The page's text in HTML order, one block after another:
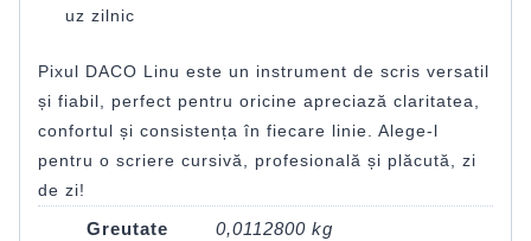
uz zilnic
Pixul DACO Linu este un instrument de scris versatil
și fiabil, perfect pentru oricine apreciază claritatea,
confortul și consistența în fiecare linie. Alege-l
pentru o scriere cursivă, profesională și plăcută, zi
de zi!
Greutate 0,0112800 kg